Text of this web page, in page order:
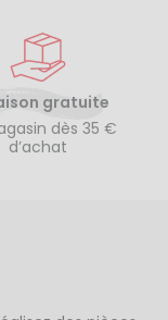
gratuite
dès 35 €
d’achat